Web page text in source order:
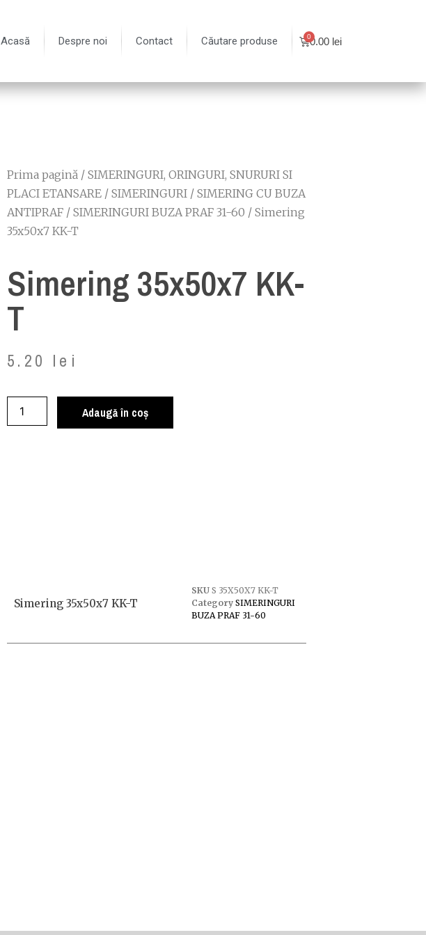
Acasă Despre noi Contact Căutare produse 0.00 lei
Prima pagină / SIMERINGURI, ORINGURI, SNURURI SI
PLACI ETANSARE / SIMERINGURI / SIMERING CU BUZA
ANTIPRAF / SIMERINGURI BUZA PRAF 31-60 / Simering
35x50x7 KK-T
Simering 35x50x7 KK-
T
5.20 lei
Adaugă în coș
Simering 35x50x7 KK-T
SKU S 35X50X7 KK-T
Category SIMERINGURI
BUZA PRAF 31-60